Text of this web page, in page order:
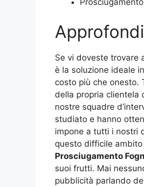
Se vi doveste trovare
è la soluzione ideale
costo più che onesto.
della propria clientela
nostre squadre
studiato e hanno
impone a tutti i nostri
questo difficile
Prosciugamento
suoi frutti. Mai
pubblicità parlando